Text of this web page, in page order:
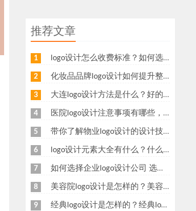
推荐文章
1 logo设计怎么收费标准？如何选择logo设计公司？
2 化妆品品牌logo设计如何提升整体价值？可以从这几个方面设计
3 大连logo设计方法是什么？好的logo如何设计
4 医院logo设计注意事项有哪些，医院logo设计哪家好呢？
5 带你了解物业logo设计的设计技巧
6 logo设计元素大全有什么？什么是logo设计？
7 如何选择企业logo设计公司 选择logo设计公司时要注意什么
8 美容院logo设计是怎样的？美容行业标志设计方法
9 经典logo设计是怎样的？经典logo设计标准有哪些